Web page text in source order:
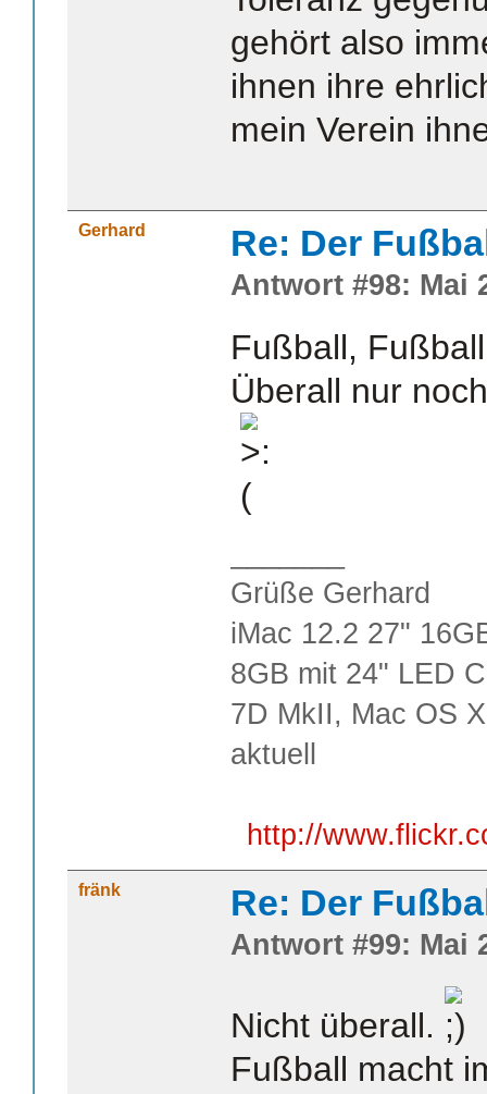
gehört also
ihnen ihre
mein Verein
Gerhard Re: Der
Antwort #98: Mai
Fußball,
Überall nur
Grüße Gerhard
iMac 12.2 27"
8GB mit 24" LED
7D MkII, Mac OS
aktuell
http://
fränk Re: Der
Antwort #99: Mai
Nicht überall.
Fußball macht